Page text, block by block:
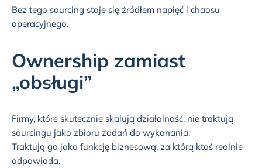
Bez tego sourcing staje się źródłem napięć i chaosu
operacyjnego.
Ownership zamiast
„obsługi”
Firmy, które skutecznie skalują działalność, nie traktują
sourcingu jako zbioru zadań do wykonania.
Traktują go jako funkcję biznesową, za którą ktoś realnie
odpowiada.